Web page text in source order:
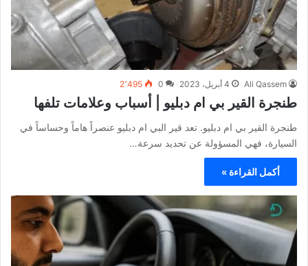
Ali Qassem 4 أبريل، 2023 0 2٬495
طنجرة القير بي ام دبليو | أسباب وعلامات تلفها
طنجرة القير بي ام دبليو. تعد قير البي ام دبليو عنصراً هاماً وحساساً في
السيارة، فهي المسؤولة عن تحديد سرعة…
أكمل القراءة »